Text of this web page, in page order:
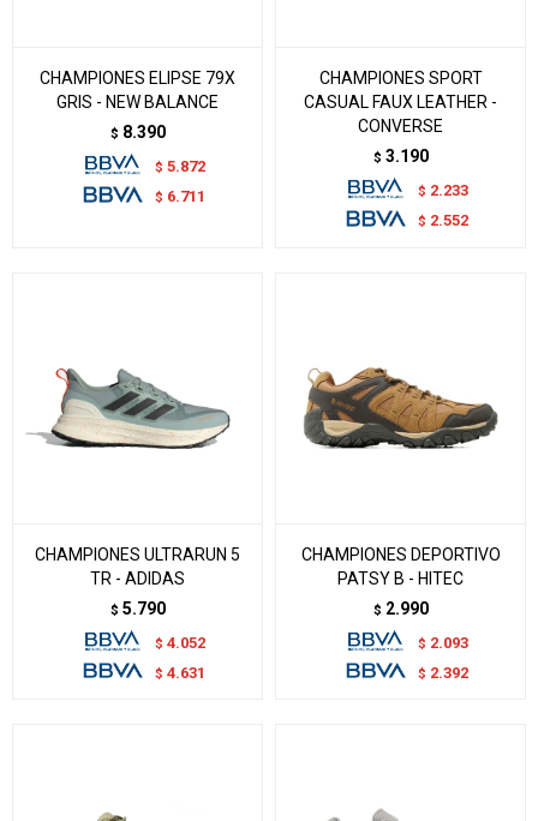
CHAMPIONES ELIPSE 79X
GRIS - NEW BALANCE
$ 8.390
$ 5.872
$ 6.711
CHAMPIONES SPORT
CASUAL FAUX LEATHER -
CONVERSE
$ 3.190
$ 2.233
$ 2.552
CHAMPIONES ULTRARUN 5
TR - ADIDAS
$ 5.790
$ 4.052
$ 4.631
CHAMPIONES DEPORTIVO
PATSY B - HITEC
$ 2.990
$ 2.093
$ 2.392